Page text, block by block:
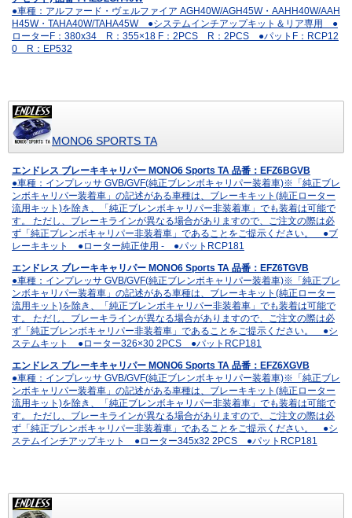
●車種：アルファード・ヴェルファイア AGH40W/AGH45W・AAHH40W/AAH
H45W・TAHA40W/TAHA45W ●システムインチアップキット＆リア専用 ●
ローターF：380x34 R：355×18 F：2PCS R：2PCS ●パットF：RCP12
0 R：EP532
MONO6 SPORTS TA
エンドレス ブレーキキャリパー MONO6 Sports TA 品番：EFZ6BGVB
●車種：インプレッサ GVB/GVF(純正ブレンボキャリパー装着車)※「純正ブレ
ンボキャリパー装着車」の記述がある車種は、ブレーキキット(純正ローター
流用キット)を除き、「純正ブレンボキャリパー非装着車」でも装着は可能で
す。 ただし、ブレーキラインが異なる場合がありますので、ご注文の際は必
ず「純正ブレンボキャリパー非装着車」であることをご提示ください。 ●ブ
レーキキット ●ローター純正使用 - ●パットRCP181
エンドレス ブレーキキャリパー MONO6 Sports TA 品番：EFZ6TGVB
●車種：インプレッサ GVB/GVF(純正ブレンボキャリパー装着車)※「純正ブレ
ンボキャリパー装着車」の記述がある車種は、ブレーキキット(純正ローター
流用キット)を除き、「純正ブレンボキャリパー非装着車」でも装着は可能で
す。 ただし、ブレーキラインが異なる場合がありますので、ご注文の際は必
ず「純正ブレンボキャリパー非装着車」であることをご提示ください。 ●シ
ステムキット ●ローター326×30 2PCS ●パットRCP181
エンドレス ブレーキキャリパー MONO6 Sports TA 品番：EFZ6XGVB
●車種：インプレッサ GVB/GVF(純正ブレンボキャリパー装着車)※「純正ブレ
ンボキャリパー装着車」の記述がある車種は、ブレーキキット(純正ローター
流用キット)を除き、「純正ブレンボキャリパー非装着車」でも装着は可能で
す。 ただし、ブレーキラインが異なる場合がありますので、ご注文の際は必
ず「純正ブレンボキャリパー非装着車」であることをご提示ください。 ●シ
ステムインチアップキット ●ローター345x32 2PCS ●パットRCP181